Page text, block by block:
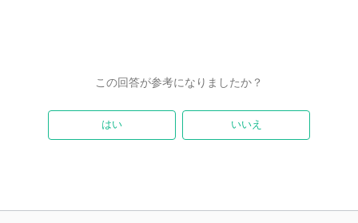
この回答が参考になりましたか？
はい いいえ